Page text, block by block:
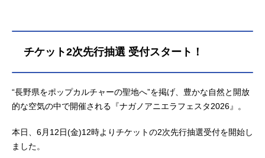
チケット2次先行抽選 受付スタート！
“長野県をポップカルチャーの聖地へ”を掲げ、豊かな自然と開放
的な空気の中で開催される『ナガノアニエラフェスタ2026』。
本日、6月12日(金)12時よりチケットの2次先行抽選受付を開始し
ました。